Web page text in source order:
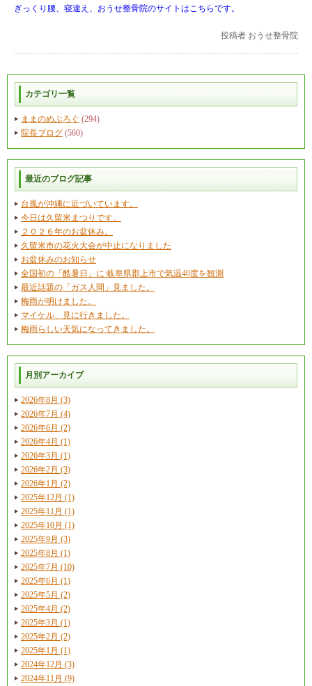
ぎっくり腰、寝違え、おうせ整骨院のサイトはこちらです。
投稿者 おうせ整骨院
カテゴリ一覧
ままのめぶろぐ (294)
院長ブログ (560)
最近のブログ記事
台風が沖縄に近づいています。
今日は久留米まつりです。
２０２６年のお盆休み。
久留米市の花火大会が中止になりました
お盆休みのお知らせ
全国初の「酷暑日」に 岐阜県郡上市で気温40度を観測
最近話題の「ガス人間」見ました。
梅雨が明けました。
マイケル、見に行きました。
梅雨らしい天気になってきました。
月別アーカイブ
2026年8月 (3)
2026年7月 (4)
2026年6月 (2)
2026年4月 (1)
2026年3月 (1)
2026年2月 (3)
2026年1月 (2)
2025年12月 (1)
2025年11月 (1)
2025年10月 (1)
2025年9月 (3)
2025年8月 (1)
2025年7月 (10)
2025年6月 (1)
2025年5月 (2)
2025年4月 (2)
2025年3月 (1)
2025年2月 (2)
2025年1月 (1)
2024年12月 (3)
2024年11月 (9)